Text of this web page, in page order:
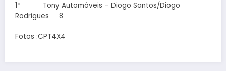
1º Tony Automóveis – Diogo Santos/Diogo
Rodrigues 8
Fotos :CPT4X4